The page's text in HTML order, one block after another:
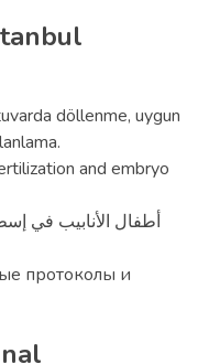
döllenme, uygun
and embryo
أطفال الأنابيب في
протоколы и